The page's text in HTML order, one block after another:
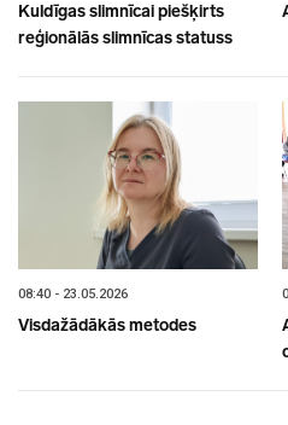
Kuldīgas slimnīcai piešķirts
reģionālās slimnīcas statuss
08:40 - 23.05.2026
Visdažādākās metodes